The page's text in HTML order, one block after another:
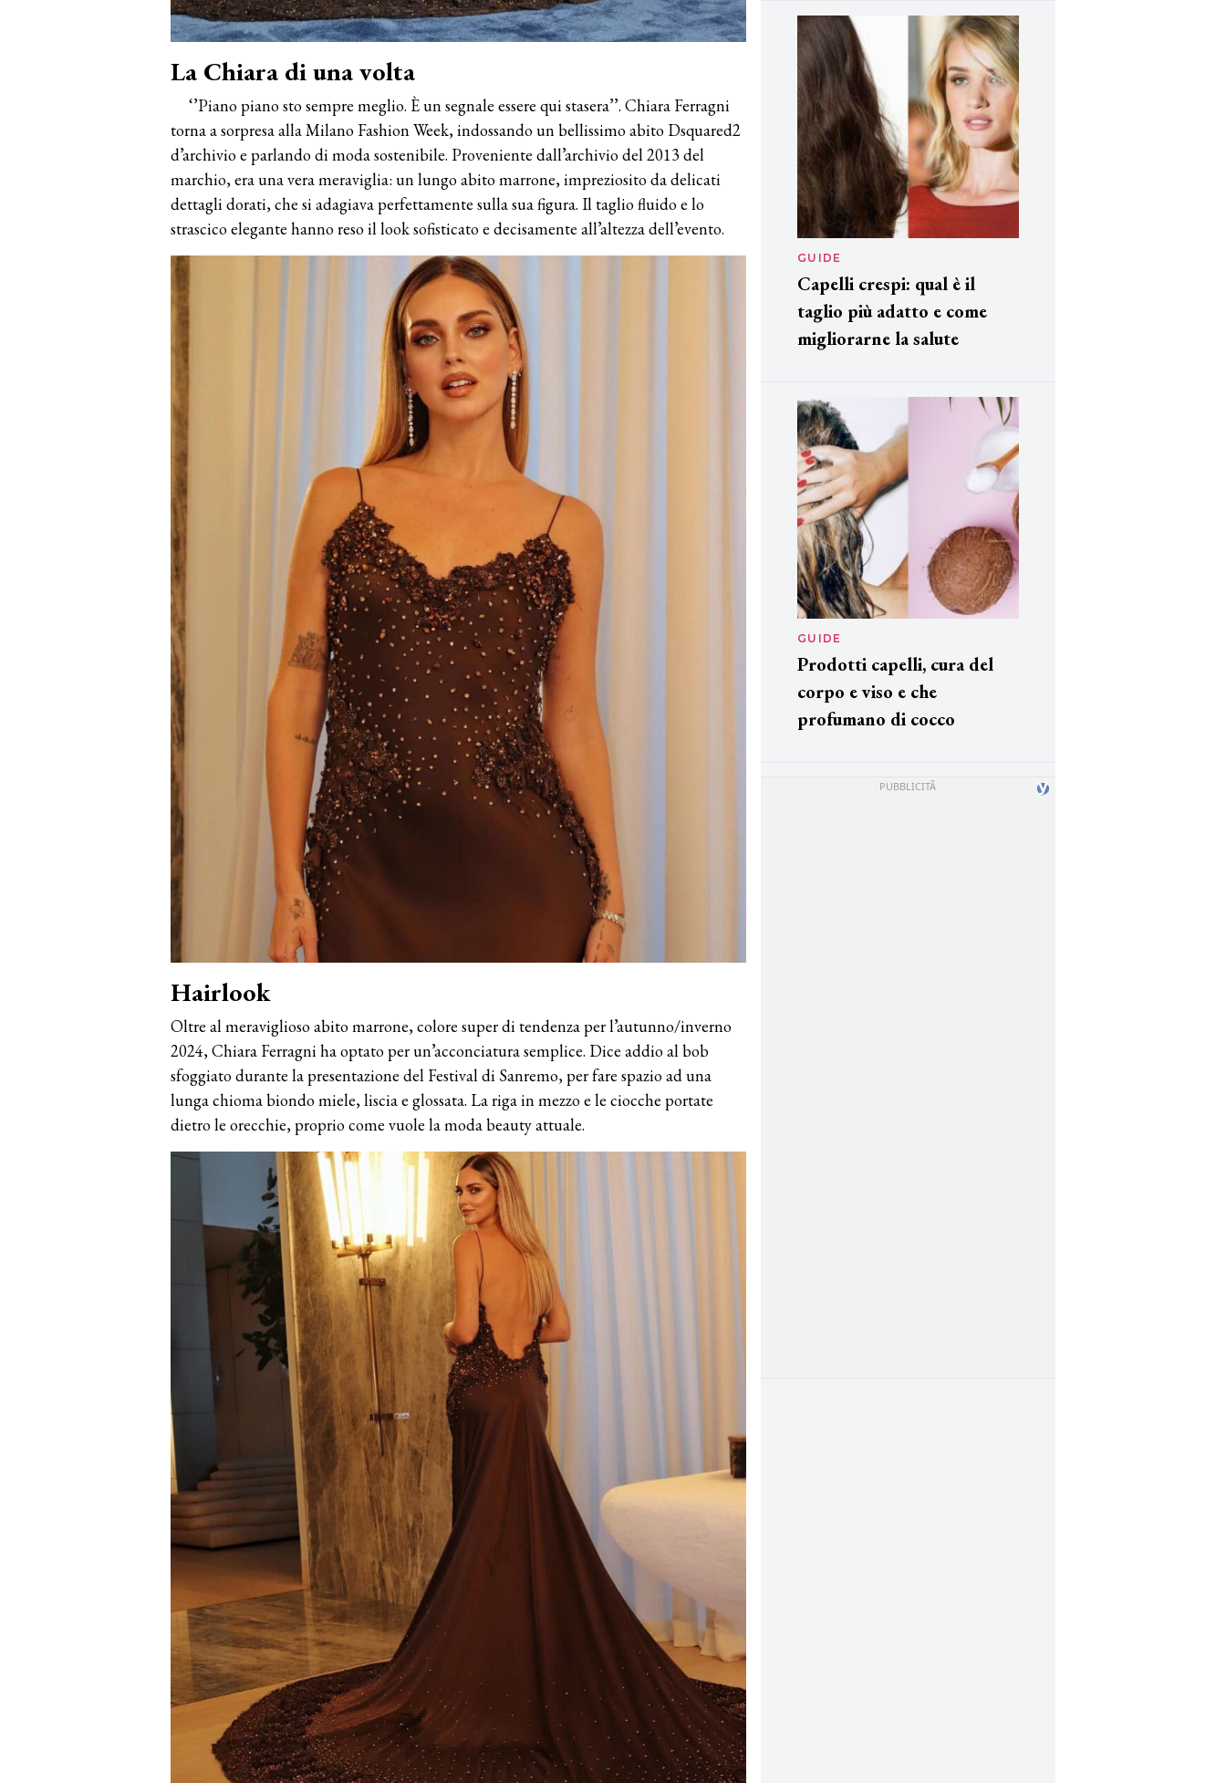
La Chiara di una volta
‘’Piano piano sto sempre meglio. È un segnale essere qui stasera’’. Chiara Ferragni
torna a sorpresa alla Milano Fashion Week, indossando un bellissimo abito Dsquared2
d’archivio e parlando di moda sostenibile. Proveniente dall’archivio del 2013 del
marchio, era una vera meraviglia: un lungo abito marrone, impreziosito da delicati
dettagli dorati, che si adagiava perfettamente sulla sua figura. Il taglio fluido e lo
strascico elegante hanno reso il look sofisticato e decisamente all’altezza dell’evento.
Hairlook
Oltre al meraviglioso abito marrone, colore super di tendenza per l’autunno/inverno
2024, Chiara Ferragni ha optato per un’acconciatura semplice. Dice addio al bob
sfoggiato durante la presentazione del Festival di Sanremo, per fare spazio ad una
lunga chioma biondo miele, liscia e glossata. La riga in mezzo e le ciocche portate
dietro le orecchie, proprio come vuole la moda beauty attuale.
GUIDE
Capelli crespi: qual è il
taglio più adatto e come
migliorarne la salute
GUIDE
Prodotti capelli, cura del
corpo e viso e che
profumano di cocco